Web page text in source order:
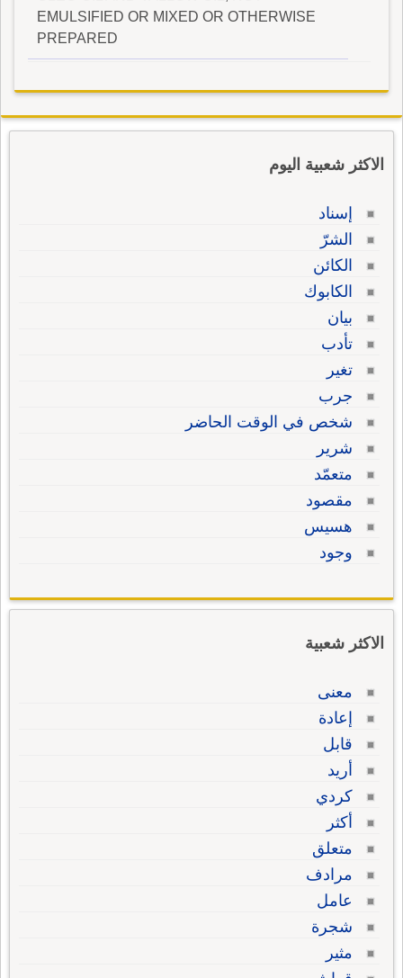
EMULSIFIED OR MIXED OR OTHERWISE
PREPARED
الاكثر شعبية اليوم
إسناد
الشرّ
الكائن
الكابوك
بيان
تأدب
تغير
جرب
شخص في الوقت الحاضر
شرير
متعمّد
مقصود
هسيس
وجود
الاكثر شعبية
معنى
إعادة
قابل
أريد
كردي
أكثر
متعلق
مرادف
عامل
شجرة
مثير